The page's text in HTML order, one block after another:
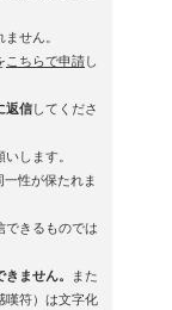
せん。
こちらで申請し
返信してくださ
します。
性が保たれま
できるものでは
ません。
また
嘆符）は文字化